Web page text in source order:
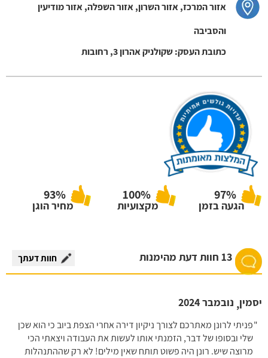
אזור המרכז, אזור השרון, אזור השפלה, אזור מודיעין
והסביבה
כתובת העסק: שקולניק אהרון 3, רחובות
97%
הגעה בזמן
100%
מקצועיות
93%
מחיר הוגן
13 חוות דעת מהימנות חוות דעתך
יסמין, נובמבר 2024
פניתי לרונן מאתרכם לצורך ניקיון דירה אחרי הצפת ביוב כי הוא שכן
שלי ובסופו של דבר, הזמנתי אותו לעשות את העבודה ויצאתי הכי
מרוצה שיש. רונן היה פשוט תותח שאין מילים! לא רק שההתנהלות